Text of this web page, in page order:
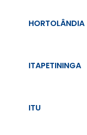
HORTOLÂNDIA
ITAPETININGA
ITU